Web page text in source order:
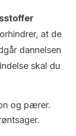
at de
dannelsen
skal du
og pærer.